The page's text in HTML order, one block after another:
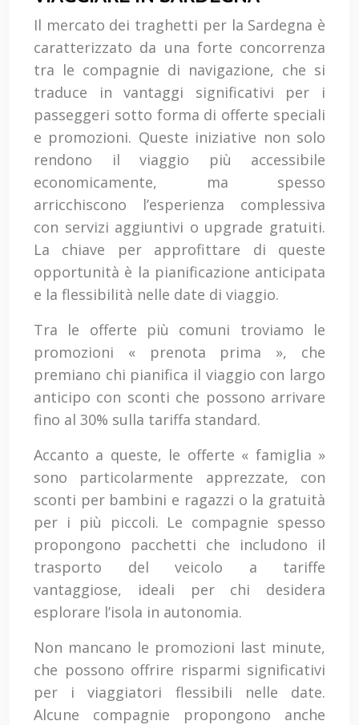
Il mercato dei traghetti per la Sardegna è
caratterizzato da una forte concorrenza
tra le compagnie di navigazione, che si
traduce in vantaggi significativi per i
passeggeri sotto forma di offerte speciali
e promozioni. Queste iniziative non solo
rendono il viaggio più accessibile
economicamente, ma spesso
arricchiscono l’esperienza complessiva
con servizi aggiuntivi o upgrade gratuiti.
La chiave per approfittare di queste
opportunità è la pianificazione anticipata
e la flessibilità nelle date di viaggio.
Tra le offerte più comuni troviamo le
promozioni « prenota prima », che
premiano chi pianifica il viaggio con largo
anticipo con sconti che possono arrivare
fino al 30% sulla tariffa standard.
Accanto a queste, le offerte « famiglia »
sono particolarmente apprezzate, con
sconti per bambini e ragazzi o la gratuità
per i più piccoli. Le compagnie spesso
propongono pacchetti che includono il
trasporto del veicolo a tariffe
vantaggiose, ideali per chi desidera
esplorare l’isola in autonomia.
Non mancano le promozioni last minute,
che possono offrire risparmi significativi
per i viaggiatori flessibili nelle date.
Alcune compagnie propongono anche